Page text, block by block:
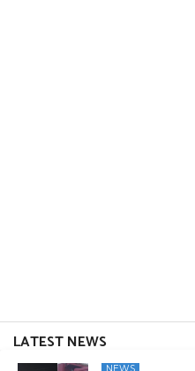
LATEST NEWS
NEWS